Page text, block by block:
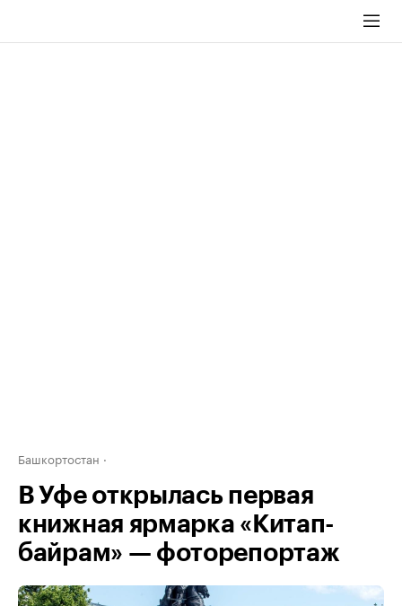
Башкортостан
В Уфе открылась первая
книжная ярмарка «Китап-
байрам» — фоторепортаж